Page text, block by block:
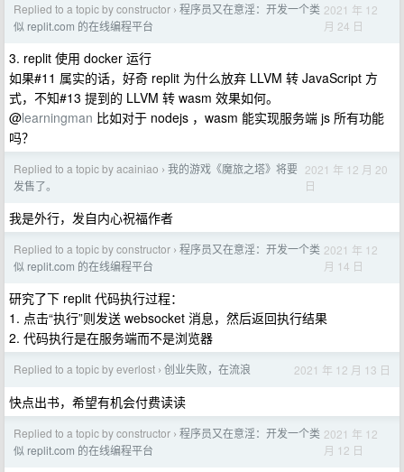
Replied to a topic by constructor › 程序员又在意淫：开发一个类
似 replit.com 的在线编程平台
2021 年 12
月 24 日
3. replit 使用 docker 运行
如果#11 属实的话，好奇 replit 为什么放弃 LLVM 转 JavaScript 方
式，不知#13 提到的 LLVM 转 wasm 效果如何。
@learningman 比如对于 nodejs ，wasm 能实现服务端 js 所有功能
吗？
Replied to a topic by acainiao › 我的游戏《魔旅之塔》将要
发售了。
2021 年 12 月 20
日
我是外行，发自内心祝福作者
Replied to a topic by constructor › 程序员又在意淫：开发一个类
似 replit.com 的在线编程平台
2021 年 12
月 14 日
研究了下 replit 代码执行过程：
1. 点击“执行”则发送 websocket 消息，然后返回执行结果
2. 代码执行是在服务端而不是浏览器
Replied to a topic by everlost › 创业失败，在流浪 2021 年 12 月 13 日
快点出书，希望有机会付费读读
Replied to a topic by constructor › 程序员又在意淫：开发一个类
似 replit.com 的在线编程平台
2021 年 12
月 12 日